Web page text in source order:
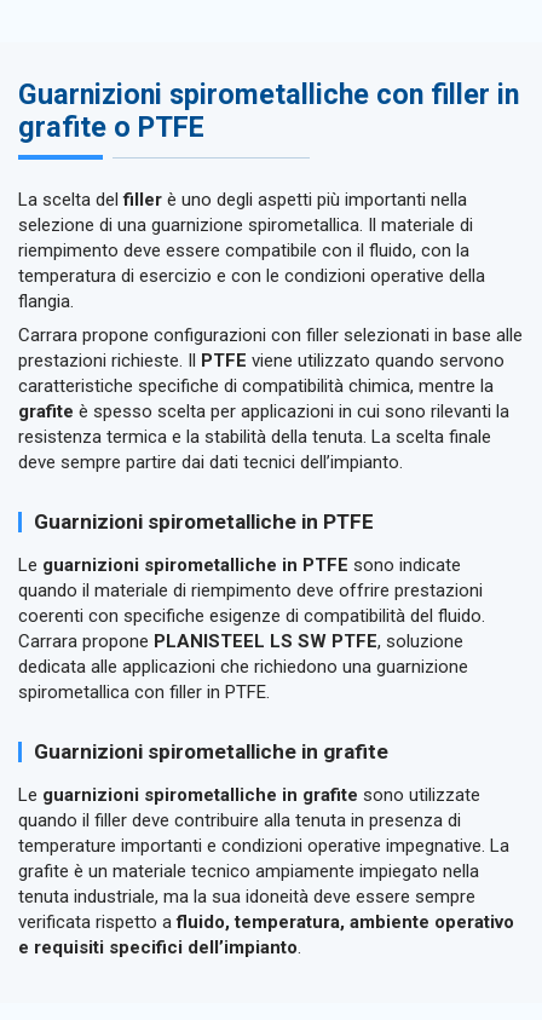
Guarnizioni spirometalliche con filler in
grafite o PTFE
La scelta delfiller è uno degli aspetti più importanti nella
selezione di una guarnizione spirometallica. Il materiale di
riempimento deve essere compatibile con il fluido, con la
temperatura di esercizio e con le condizioni operative della
flangia.
Carrara propone configurazioni con filler selezionati in base alle
prestazioni richieste. Il PTFE viene utilizzato quando servono
caratteristiche specifiche di compatibilità chimica, mentre la
grafite è spesso scelta per applicazioni in cui sono rilevanti la
resistenza termica e la stabilità della tenuta. La scelta finale
deve sempre partire dai dati tecnici dell’impianto.
Guarnizioni spirometalliche in PTFE
Le guarnizioni spirometalliche in PTFE sono indicate
quando il materiale di riempimento deve offrire prestazioni
coerenti con specifiche esigenze di compatibilità del fluido.
Carrara propone PLANISTEEL LS SW PTFE, soluzione
dedicata alle applicazioni che richiedono una guarnizione
spirometallica con filler in PTFE.
Guarnizioni spirometalliche in grafite
Le guarnizioni spirometalliche in grafite sono utilizzate
quando il filler deve contribuire alla tenuta in presenza di
temperature importanti e condizioni operative impegnative. La
grafite è un materiale tecnico ampiamente impiegato nella
tenuta industriale, ma la sua idoneità deve essere sempre
verificata rispetto afluido, temperatura, ambiente operativo
e requisiti specifici dell’impianto.